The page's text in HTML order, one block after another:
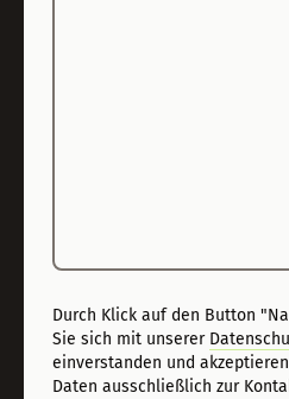
Durch Klick auf den Button
Sie sich mit unserer
einverstanden und
Daten ausschließlich zur